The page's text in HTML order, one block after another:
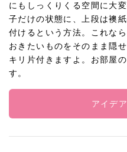
にもしっくりくる空間に大
子だけの状態に、上段は襖
付けるという方法。これな
おきたいものをそのまま隠
キリ片付きますよ。お部屋
す。
アイデ